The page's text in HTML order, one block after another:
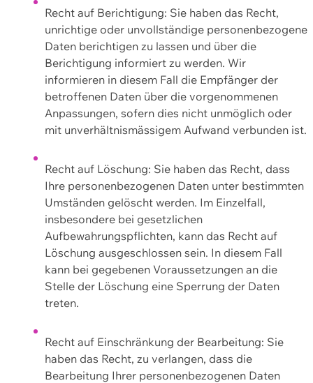
Recht auf Berichtigung: Sie haben das Recht,
unrichtige oder unvollständige personenbezogene
Daten berichtigen zu lassen und über die
Berichtigung informiert zu werden. Wir
informieren in diesem Fall die Empfänger der
betroffenen Daten über die vorgenommenen
Anpassungen, sofern dies nicht unmöglich oder
mit unverhältnismässigem Aufwand verbunden ist.
Recht auf Löschung: Sie haben das Recht, dass
Ihre personenbezogenen Daten unter bestimmten
Umständen gelöscht werden. Im Einzelfall,
insbesondere bei gesetzlichen
Aufbewahrungspflichten, kann das Recht auf
Löschung ausgeschlossen sein. In diesem Fall
kann bei gegebenen Voraussetzungen an die
Stelle der Löschung eine Sperrung der Daten
treten.
Recht auf Einschränkung der Bearbeitung: Sie
haben das Recht, zu verlangen, dass die
Bearbeitung Ihrer personenbezogenen Daten